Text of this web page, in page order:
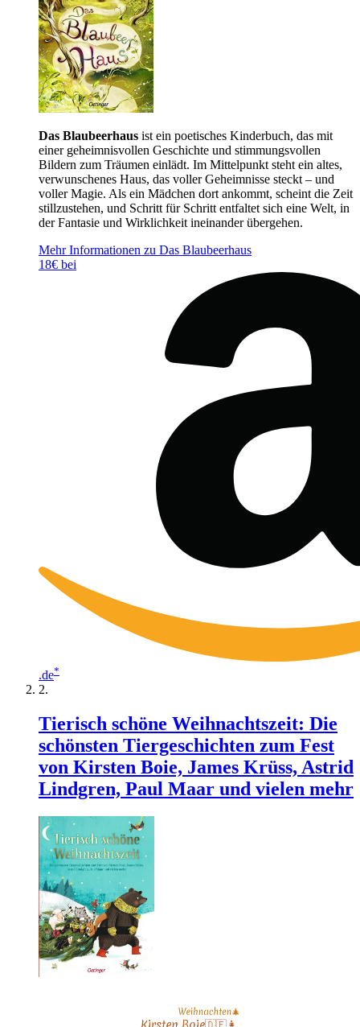
Das Blaubeerhaus ist ein poetisches Kinderbuch, das mit
einer geheimnisvollen Geschichte und stimmungsvollen
Bildern zum Träumen einlädt. Im Mittelpunkt steht ein altes,
verwunschenes Haus, das voller Geheimnisse steckt – und
voller Magie. Als ein Mädchen dort ankommt, scheint die Zeit
stillzustehen, und Schritt für Schritt entfaltet sich eine Welt, in
der Fantasie und Wirklichkeit ineinander übergehen.
Mehr Informationen zu Das Blaubeerhaus
18€ bei
.de*
Tierisch schöne Weihnachtszeit: Die
schönsten Tiergeschichten zum Fest
von Kirsten Boie, James Krüss, Astrid
Lindgren, Paul Maar und vielen mehr